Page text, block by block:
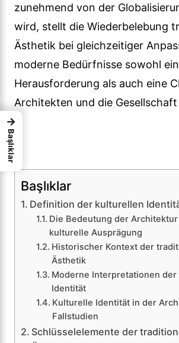
zunehmend von der
wird, stellt die Wiederbelebung
Ästhetik bei gleichzeitiger
moderne Bedürfnisse sowohl
Herausforderung als auch eine
Architekten und die Gesellschaft
Başlıklar
Definition der kulturellen
Die Bedeutung der
kulturelle Ausprägung
Historischer Kontext der
Ästhetik
Moderne Interpretationen
Identität
Kulturelle Identität in der
Fallstudien
Schlüsselelemente der
→
Başlıklar